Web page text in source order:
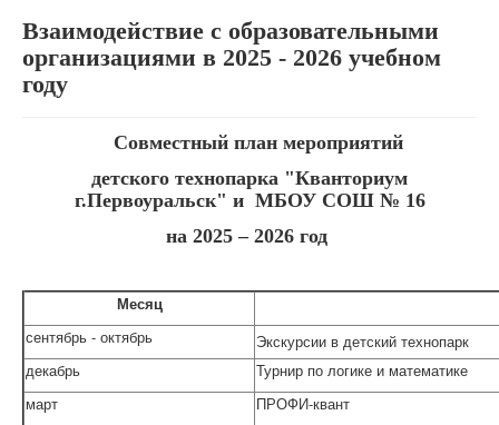
Взаимодействие с образовательными
организациями в 2025 - 2026 учебном
году
Совместный план мероприятий
детского технопарка "Кванториум
г.Первоуральск" и МБОУ СОШ № 16
на 2025 – 2026 год
Месяц
сентябрь - октябрь
Экскурсии в детский технопарк
декабрь
Турнир по логике и математике
март
ПРОФИ-квант